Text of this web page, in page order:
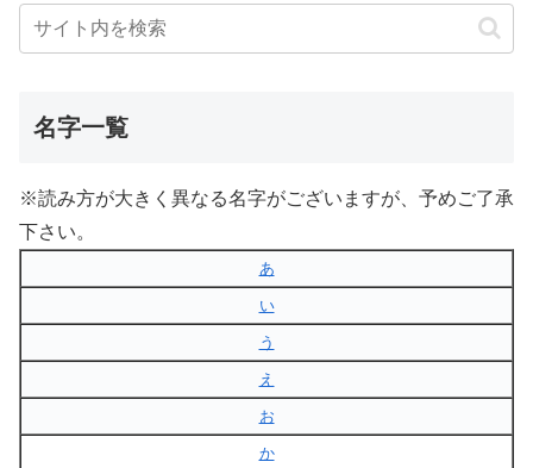
名字一覧
※読み方が大きく異なる名字がございますが、予めご了承
下さい。
あ
い
う
え
お
か